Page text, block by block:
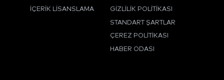
İÇERIK LISANSLAMA GIZLILIK POLITIKASI
STANDART ŞARTLAR
ÇEREZ POLITIKASI
HABER ODASI